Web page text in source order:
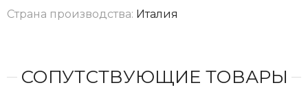
Страна производства: Италия
СОПУТСТВУЮЩИЕ ТОВАРЫ